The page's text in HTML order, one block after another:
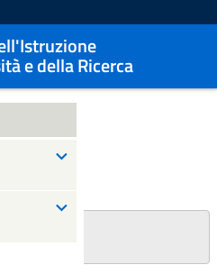
e della Ricerca